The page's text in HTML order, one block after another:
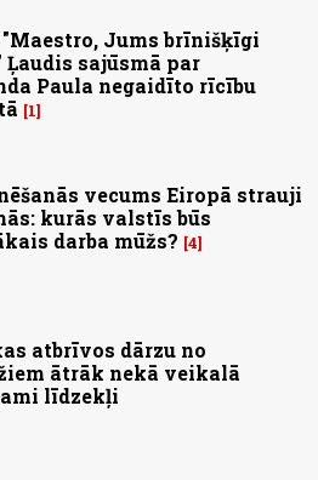
"Maestro, Jums brīnišķīgi
Ļaudis sajūsmā par
Paula negaidīto rīcību
1
vecums Eiropā strauji
kurās valstīs būs
darba mūžs? 4
atbrīvos dārzu no
ātrāk nekā veikalā
līdzekļi